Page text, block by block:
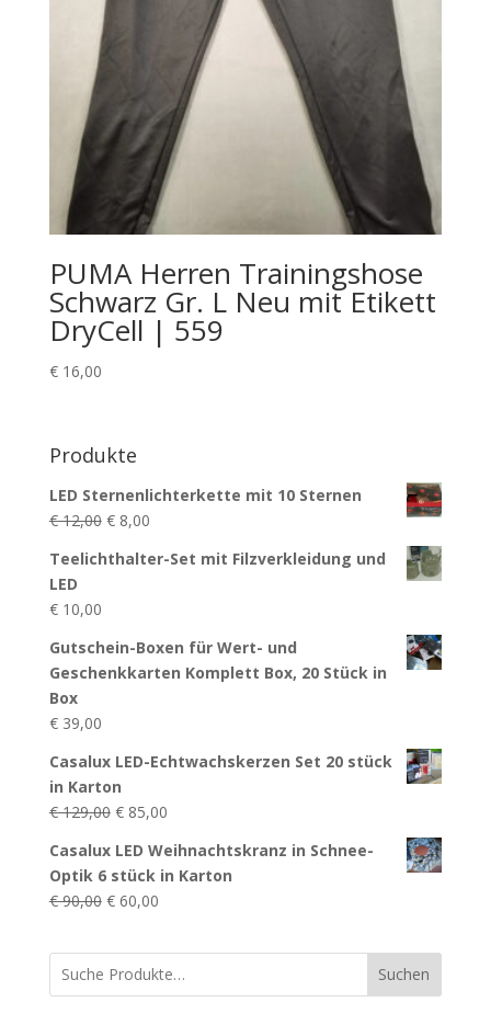
PUMA Herren Trainingshose
Schwarz Gr. L Neu mit Etikett
DryCell | 559
€16,00
Produkte
LED Sternenlichterkette mit 10 Sternen
€12,00 Ursprünglicher
war:
€8,00Aktueller
ist:
Teelichthalter-Set mit Filzverkleidung und
LED
€10,00
Gutschein-Boxen für Wert- und
Geschenkkarten Komplett Box, 20 Stück in
Box
€39,00
Casalux LED-Echtwachskerzen Set 20 stück
in Karton
€129,00 Ursprünglicher
war:
€ 129,00
€85,00Aktueller
ist:
€ 85,00.
Casalux LED Weihnachtskranz in Schnee-
Optik 6 stück in Karton
€90,00 Ursprünglicher
war:
€ 90,00
€60,00Aktueller
ist:
€ 60,00.
Suchen